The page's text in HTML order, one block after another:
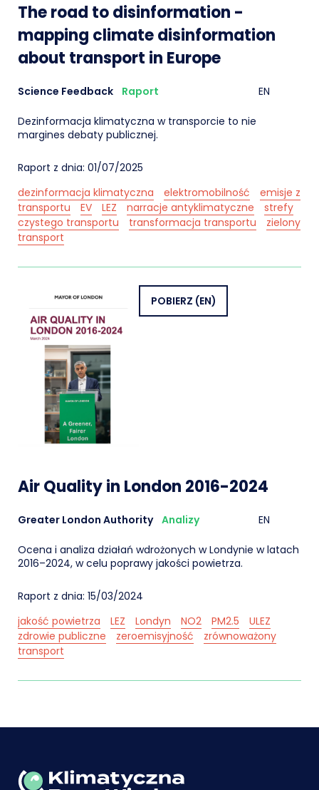
The road to disinformation -
mapping climate disinformation
about transport in Europe
Science Feedback Raport EN
Dezinformacja klimatyczna w transporcie to nie
margines debaty publicznej.
Raport z dnia: 01/07/2025
dezinformacja klimatyczna
elektromobilność
emisje z
transportu
EV LEZ narracje antyklimatyczne
strefy
czystego transportu
transformacja transportu
zielony
transport
POBIERZ (EN)
Air Quality in London 2016-2024
Greater London Authority Analizy EN
Ocena i analiza działań wdrożonych w Londynie w latach
2016–2024, w celu poprawy jakości powietrza.
Raport z dnia: 15/03/2024
jakość powietrza
LEZ Londyn NO2 PM2.5
ULEZ
zdrowie publiczne
zeroemisyjność
zrównoważony
transport